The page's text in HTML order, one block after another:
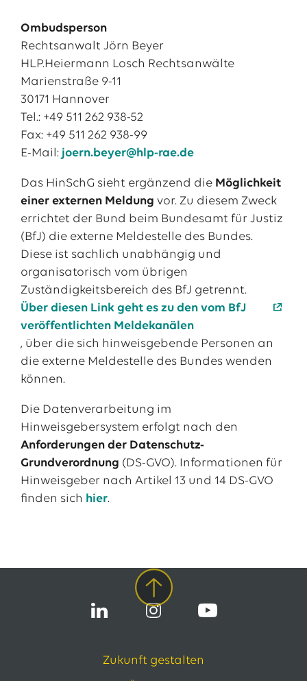
Ombudsperson
Rechtsanwalt Jörn Beyer
HLP.Heiermann Losch Rechtsanwälte
Marienstraße 9-11
30171 Hannover
Tel.: +49 511 262 938-52
Fax: +49 511 262 938-99
E-Mail: joern.beyer@hlp-rae.de
Das HinSchG sieht ergänzend die Möglichkeit
einer externen Meldung vor. Zu diesem Zweck
errichtet der Bund beim Bundesamt für Justiz
(BfJ) die externe Meldestelle des Bundes.
Diese ist sachlich unabhängig und
organisatorisch vom übrigen
Zuständigkeitsbereich des BfJ getrennt.
Über diesen Link geht es zu den vom BfJ
veröffentlichten Meldekanälen
, über die sich hinweisgebende Personen an
die externe Meldestelle des Bundes wenden
können.
Die Datenverarbeitung im
Hinweisgebersystem erfolgt nach den
Anforderungen der Datenschutz-
Grundverordnung (DS-GVO). Informationen für
Hinweisgeber nach Artikel 13 und 14 DS-GVO
finden sich hier.
Zukunft gestalten